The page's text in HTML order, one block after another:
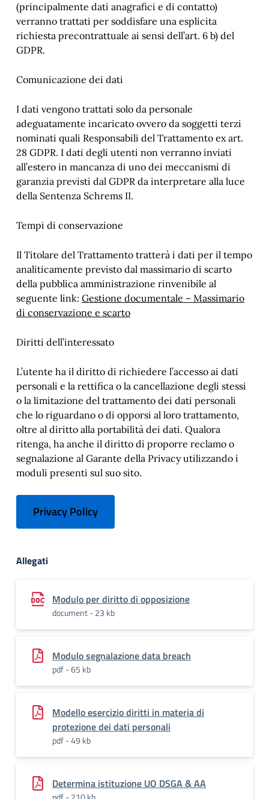
(principalmente dati anagrafici e di contatto)
verranno trattati per soddisfare una esplicita
richiesta precontrattuale ai sensi dell’art. 6 b) del
GDPR.
Comunicazione dei dati
I dati vengono trattati solo da personale
adeguatamente incaricato ovvero da soggetti terzi
nominati quali Responsabili del Trattamento ex art.
28 GDPR. I dati degli utenti non verranno inviati
all’estero in mancanza di uno dei meccanismi di
garanzia previsti dal GDPR da interpretare alla luce
della Sentenza Schrems II.
Tempi di conservazione
Il Titolare del Trattamento tratterà i dati per il tempo
analiticamente previsto dal massimario di scarto
della pubblica amministrazione rinvenibile al
seguente link: Gestione documentale – Massimario
di conservazione e scarto
Diritti dell’interessato
L’utente ha il diritto di richiedere l’accesso ai dati
personali e la rettifica o la cancellazione degli stessi
o la limitazione del trattamento dei dati personali
che lo riguardano o di opporsi al loro trattamento,
oltre al diritto alla portabilità dei dati. Qualora
ritenga, ha anche il diritto di proporre reclamo o
segnalazione al Garante della Privacy utilizzando i
moduli presenti sul suo sito.
Privacy Policy
Allegati
Modulo per diritto di opposizione
document - 23 kb
Modulo segnalazione data breach
pdf - 65 kb
Modello esercizio diritti in materia di
protezione dei dati personali
pdf - 49 kb
Determina istituzione UO DSGA & AA